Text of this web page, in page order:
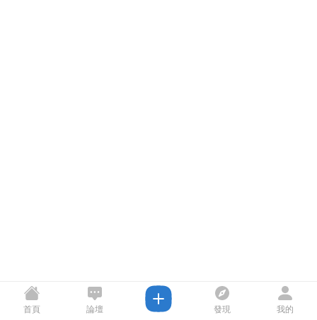
首頁 論壇 發現 我的